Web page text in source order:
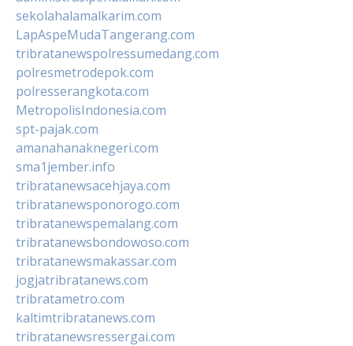
sekolahalamalkarim.com
LapAspeMudaTangerang.com
tribratanewspolressumedang.com
polresmetrodepok.com
polresserangkota.com
MetropolisIndonesia.com
spt-pajak.com
amanahanaknegeri.com
sma1jember.info
tribratanewsacehjaya.com
tribratanewsponorogo.com
tribratanewspemalang.com
tribratanewsbondowoso.com
tribratanewsmakassar.com
jogjatribratanews.com
tribratametro.com
kaltimtribratanews.com
tribratanewsressergai.com